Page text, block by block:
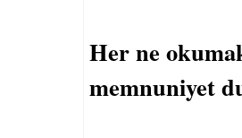
Her ne
memnuniyet